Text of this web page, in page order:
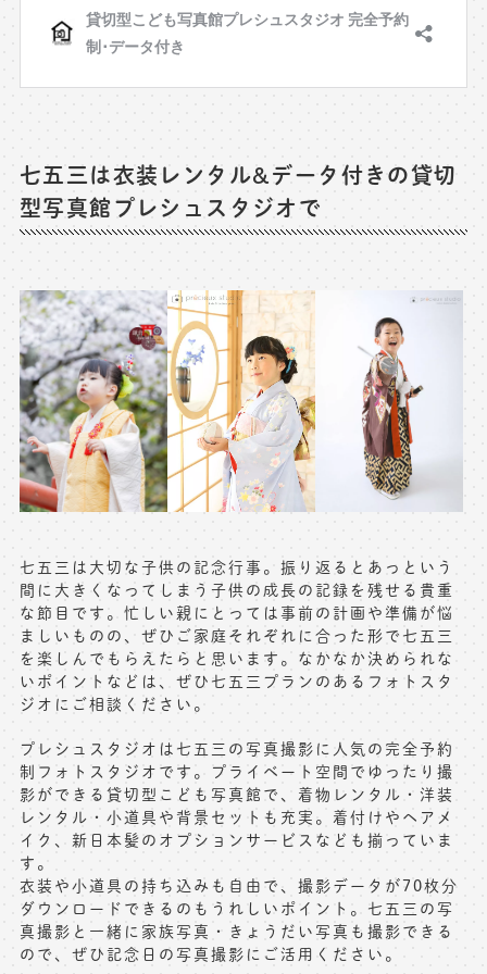
七五三は衣装レンタル&データ付きの貸切
型写真館プレシュスタジオで
七五三は大切な子供の記念行事。振り返るとあっという
間に大きくなってしまう子供の成長の記録を残せる貴重
な節目です。忙しい親にとっては事前の計画や準備が悩
ましいものの、ぜひご家庭それぞれに合った形で七五三
を楽しんでもらえたらと思います。なかなか決められな
いポイントなどは、ぜひ七五三プランのあるフォトスタ
ジオにご相談ください。
プレシュスタジオは七五三の写真撮影に人気の完全予約
制フォトスタジオです。プライベート空間でゆったり撮
影ができる貸切型こども写真館で、着物レンタル・洋装
レンタル・小道具や背景セットも充実。着付けやヘアメ
イク、新日本髪のオプションサービスなども揃っていま
す。
衣装や小道具の持ち込みも自由で、撮影データが70枚分
ダウンロードできるのもうれしいポイント。七五三の写
真撮影と一緒に家族写真・きょうだい写真も撮影できる
ので、ぜひ記念日の写真撮影にご活用ください。